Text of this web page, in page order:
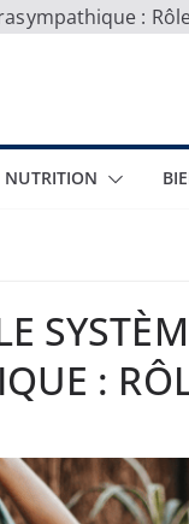
:
NUTRITION
: